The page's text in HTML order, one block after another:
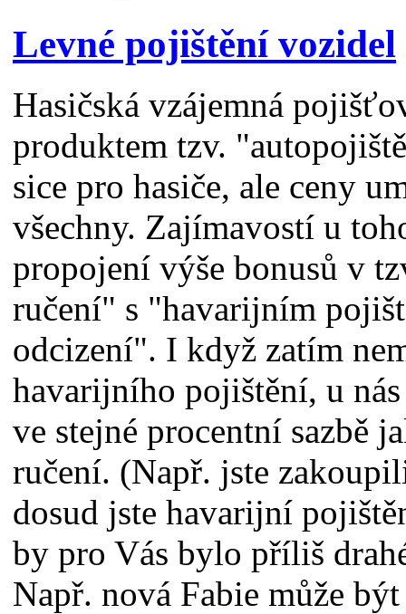
Levné pojištění vozidel
Hasičská vzájemná
produktem tzv.
sice pro hasiče, ale ceny
všechny. Zajímavostí u
propojení výše bonusů v
ručení" s "havarijním
odcizení". I když zatím
havarijního pojištění, u nás
ve stejné procentní sazbě
ručení. (Např. jste
dosud jste havarijní
by pro Vás bylo příliš
Např. nová Fabie může